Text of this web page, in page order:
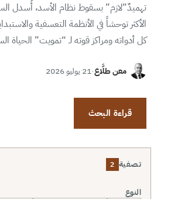
تهميدٌ”لازم” بسقوط نظام الأسد، أُسدل
الأكثر توحشاً في الأنظمة التعسفية
كل أدواته ومراكز قوته لـ “تمويت” الحياة
معن طلَّاع·21 يوليو 2026
قراءة البحث
تصفية 2
النوع